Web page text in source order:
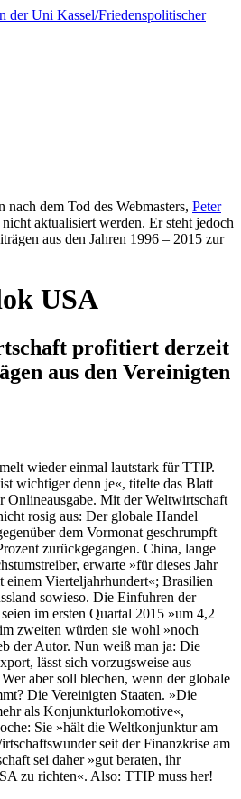
dem Tod des Webmasters, Peter
aktualisiert werden. Er steht jedoch
aus den Jahren 1996 – 2015 zur
USA
profitiert derzeit
aus den Vereinigten
wieder einmal lautstark für TTIP.
wichtiger denn je«, titelte das Blatt
Onlineausgabe. Mit der Weltwirtschaft
rosig aus: Der globale Handel
dem Vormonat geschrumpft
zurückgegangen. China, lange
erwarte »für dieses Jahr
einem Vierteljahrhundert«; Brasilien
sowieso. Die Einfuhren der
im ersten Quartal 2015 »um 4,2
zweiten würden sie wohl »noch
der Autor. Nun weiß man ja: Die
lässt sich vorzugsweise aus
aber soll blechen, wenn der globale
Die Vereinigten Staaten. »Die
als Konjunkturlokomotive«,
Sie »hält die Weltkonjunktur am
seit der Finanzkrise am
sei daher »gut beraten, ihr
zu richten«. Also: TTIP muss her!